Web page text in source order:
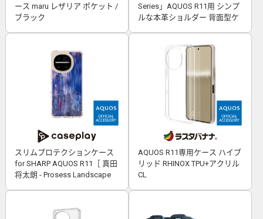
ース maru レザリア ポケット /
ブラック
Series」AQUOS R11用 シンプ
ルな本革ショルダー 背面型ケ
スリムプロテクションケース
for SHARP AQUOS R11［ 真田
将太朗 - Prosess Landscape
AQUOS R11専用ケース ハイブ
リッド RHINOX TPU+アクリル
CL